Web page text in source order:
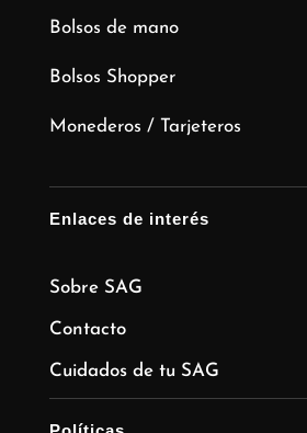
Bolsos de mano
Bolsos Shopper
Monederos / Tarjeteros
Enlaces de interés
Sobre SAG
Contacto
Cuidados de tu SAG